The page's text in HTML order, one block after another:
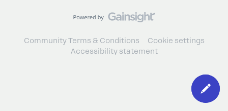
Community Terms & Conditions
Cookie settings
Accessibility statement